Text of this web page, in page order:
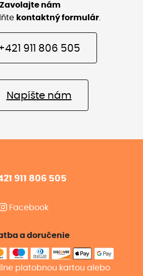
Zavolajte nám
kontaktný formulár
911 806 505
Napíšte nám
911 806 505
Facebook
a doručenie
platobnou kartou alebo